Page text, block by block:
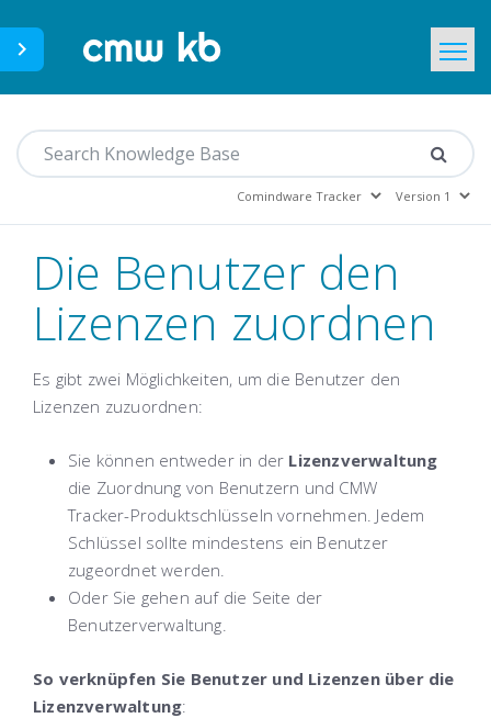
Die Benutzer den
Lizenzen zuordnen
Es gibt zwei Möglichkeiten, um die Benutzer den
Lizenzen zuzuordnen:
Sie können entweder in der Lizenzverwaltung
die Zuordnung von Benutzern und CMW
Tracker-Produktschlüsseln vornehmen. Jedem
Schlüssel sollte mindestens ein Benutzer
zugeordnet werden.
Oder Sie gehen auf die Seite der
Benutzerverwaltung.
So verknüpfen Sie Benutzer und Lizenzen über die
Lizenzverwaltung: